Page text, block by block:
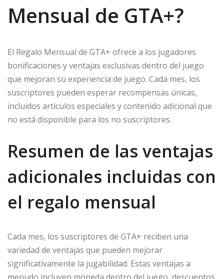
Mensual de GTA+?
El Regalo Mensual de GTA+ ofrece a los jugadores
bonificaciones y ventajas exclusivas dentro del juego
que mejoran su experiencia de juego. Cada mes, los
suscriptores pueden esperar recompensas únicas,
incluidos artículos especiales y contenido adicional que
no está disponible para los no suscriptores.
Resumen de las ventajas
adicionales incluidas con
el regalo mensual
Cada mes, los suscriptores de GTA+ reciben una
variedad de ventajas que pueden mejorar
significativamente la jugabilidad. Estas ventajas a